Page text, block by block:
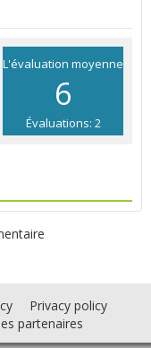
L'évaluation moyenne
6
Évaluations: 2
Privacy policy
partenaires